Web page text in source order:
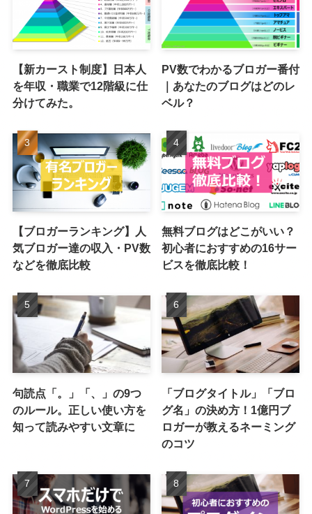
【新カースト制度】日本人
を年収・職業で12階級に仕
分けてみた。
PV数でわかるブロガー番付
｜あなたのブログはどのレ
ベル？
【ブロガーランキング】人
気ブロガー達の収入・PV数
などを徹底比較
無料ブログはどこがいい？
初心者におすすめの16サー
ビスを徹底比較！
句読点「。」「、」の9つ
のルール。正しい使い方を
知って読みやすい文章に
「ブログタイトル」「ブロ
グ名」の決め方！1億円ブ
ロガーが教えるネーミング
のコツ